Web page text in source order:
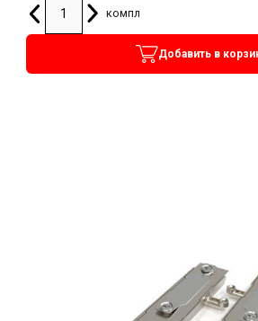
компл
Добавить в